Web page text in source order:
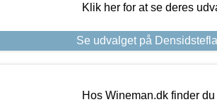
Klik her for at se deres
Se udvalget på
Hos Wineman.dk finder